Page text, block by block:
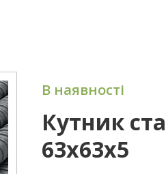
В наявності
Кутник
63х63х5